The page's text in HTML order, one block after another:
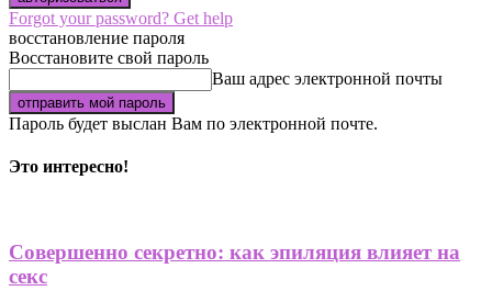
Forgot your password? Get help
восстановление пароля
Восстановите свой пароль
Ваш адрес электронной почты
Пароль будет выслан Вам по электронной почте.
Это интересно!
Совершенно секретно: как эпиляция влияет на
секс